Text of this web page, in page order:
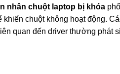
nhân chuột laptop bị khóa
chuột không hoạt động.
quan đến driver thường phát